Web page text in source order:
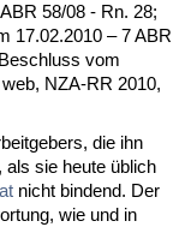
58/08 - Rn. 28;
17.02.2010 – 7 ABR
vom
NZA-RR 2010,
die ihn
als sie heu­te üblich
nicht bin­dend. Der
wie und in